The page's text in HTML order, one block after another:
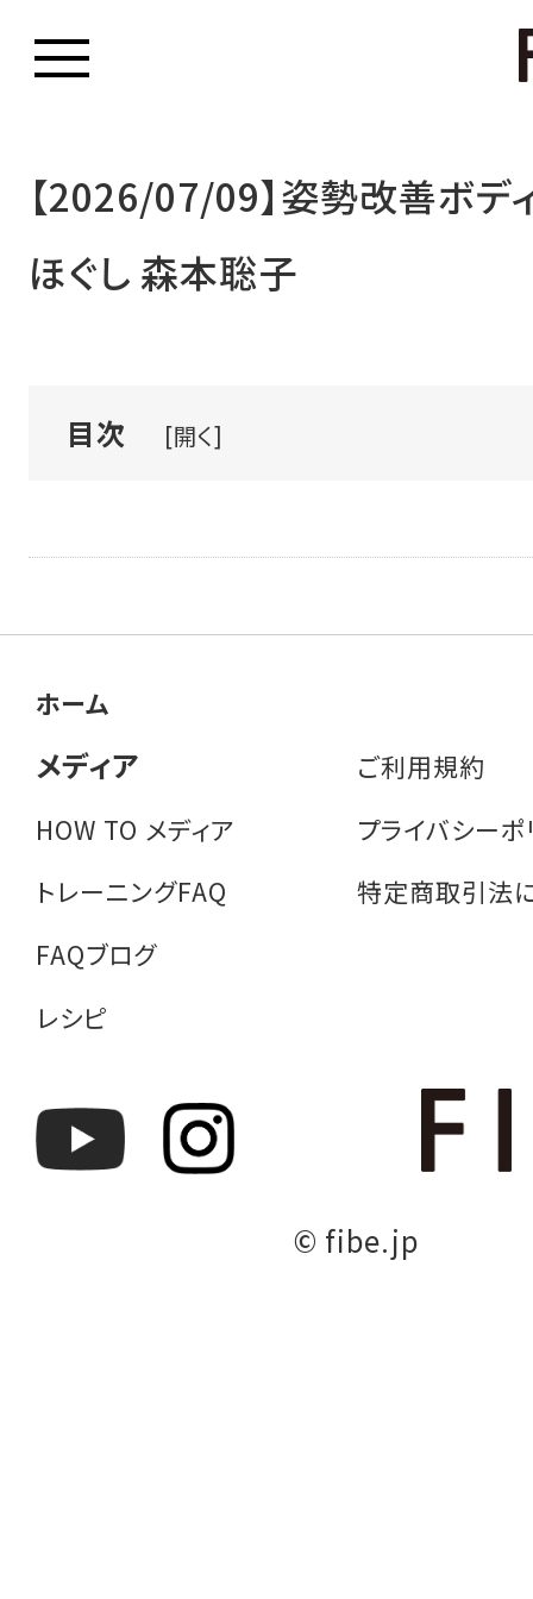
【2026/07/09】姿勢改善ボデ
ほぐし 森本聡子
目次 [開く]
ホーム
メディア
HOW TO メディア
トレーニングFAQ
FAQブログ
レシピ
ご利用規約
プライバシー
特定商取引法
© fibe.jp